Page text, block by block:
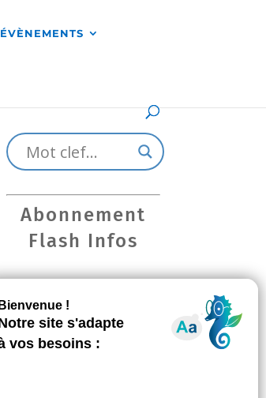
ÉVÈNEMENTS
Abonnement
Flash Infos
Les derniers